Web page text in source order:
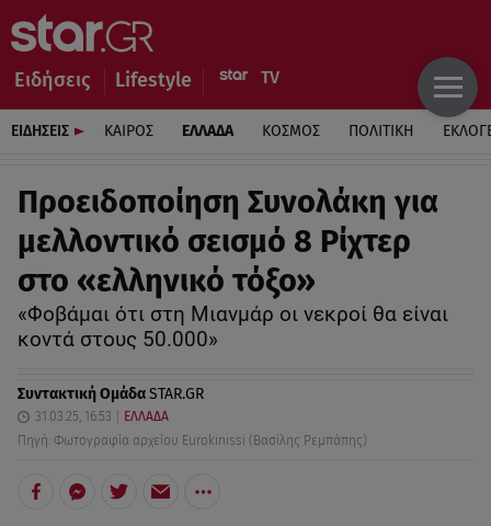
Ειδήσεις Lifestyle
ΕΙΔΗΣΕΙΣ ΚΑΙΡΟΣ ΕΛΛΑΔΑ ΚΟΣΜΟΣ ΠΟΛΙΤΙΚΗ
Προειδοποίηση Συνολάκη για
μελλοντικό σεισμό 8 Ρίχτερ
στο «ελληνικό τόξο»
«Φοβάμαι ότι στη Μιανμάρ οι νεκροί θα είναι
κοντά στους 50.000»
Συντακτική ΟμάδαSTAR.GR
31.03.25, 16:53
ΕΛΛΑΔΑ
Πηγή: Φωτογραφία αρχείου Eurokinissi (Βασίλης Ρεμπάπης)